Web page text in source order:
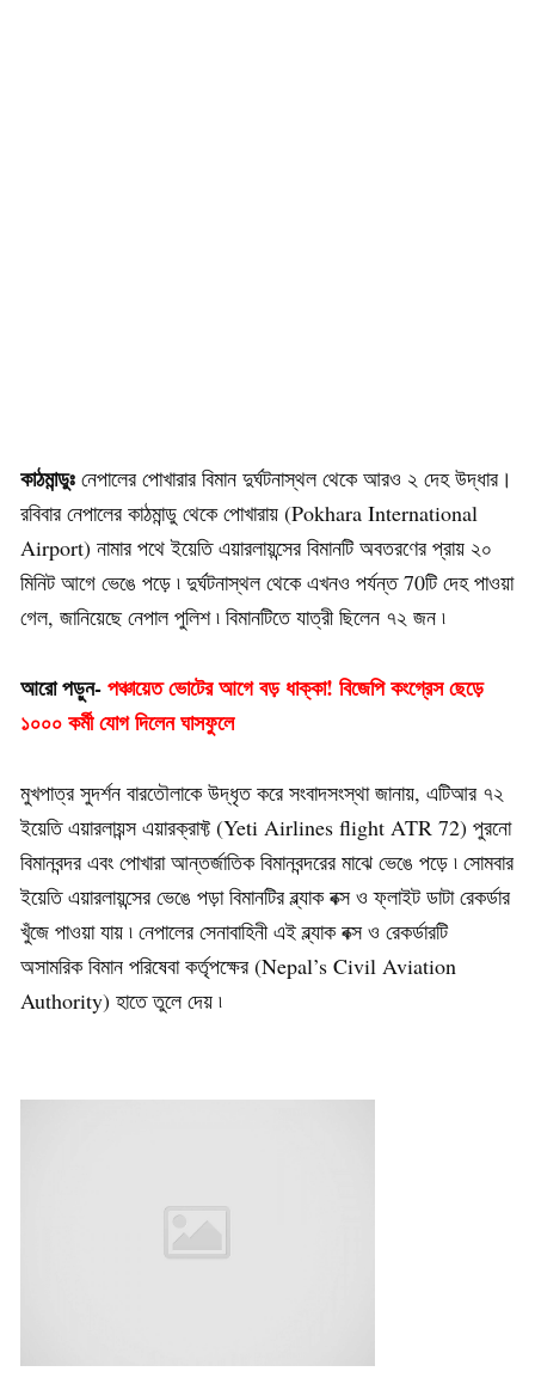
কাঠমান্ডুঃ নেপালের পোখারার বিমান দুর্ঘটনাস্থল থেকে আরও ২ দেহ উদ্ধার।
রবিবার নেপালের কাঠমান্ডু থেকে পোখারায় (Pokhara International
Airport) নামার পথে ইয়েতি এয়ারলায়ন্সের বিমানটি অবতরণের প্রায় ২০
মিনিট আগে ভেঙে পড়ে ৷ দুর্ঘটনাস্থল থেকে এখনও পর্যন্ত 70টি দেহ পাওয়া
গেল, জানিয়েছে নেপাল পুলিশ ৷ বিমানটিতে যাত্রী ছিলেন ৭২ জন ৷
আরো পড়ুন-পঞ্চায়েত ভোটের আগে বড় ধাক্কা! বিজেপি কংগ্রেস ছেড়ে
১০০০ কর্মী যোগ দিলেন ঘাসফুলে
মুখপাত্র সুদর্শন বারতৌলাকে উদ্ধৃত করে সংবাদসংস্থা জানায়, এটিআর ৭২
ইয়েতি এয়ারলায়ন্স এয়ারক্রাফ্ট (Yeti Airlines flight ATR 72) পুরনো
বিমানবন্দর এবং পোখারা আন্তর্জাতিক বিমানবন্দরের মাঝে ভেঙে পড়ে ৷ সোমবার
ইয়েতি এয়ারলায়ন্সের ভেঙে পড়া বিমানটির ব্ল্যাক বক্স ও ফ্লাইট ডাটা রেকর্ডার
খুঁজে পাওয়া যায় ৷ নেপালের সেনাবাহিনী এই ব্ল্যাক বক্স ও রেকর্ডারটি
অসামরিক বিমান পরিষেবা কর্তৃপক্ষের (Nepal’s Civil Aviation
Authority) হাতে তুলে দেয় ৷